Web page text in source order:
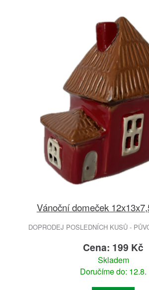
Vánoční domeček
DOPRODEJ POSLEDNÍCH KUSŮ -
Cena: 199 Kč
Skladem
Doručíme do: 12.8.